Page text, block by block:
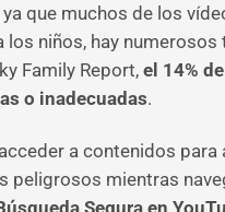
ya que muchos de los
niños, hay
Family Report, el 14%
o inadecuadas.
a contenidos
mientras
Segura en